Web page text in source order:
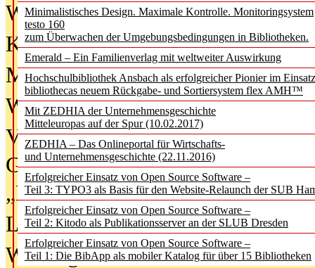
Minimalistisches Design. Maximale Kontrolle. Monitoringsystem
testo 160
zum Überwachen der Umgebungsbedingungen in Bibliotheken.
Emerald – Ein Familienverlag mit weltweiter Auswirkung
Hochschulbibliothek Ansbach als erfolgreicher Pionier im
bibliothecas neuem Rückgabe- und Sortiersystem flex AMH™
Mit ZEDHIA der Unternehmensgeschichte
Mitteleuropas auf der Spur (10.02.2017)
ZEDHIA – Das Onlineportal für Wirtschafts-
und Unternehmensgeschichte (22.11.2016)
Erfolgreicher Einsatz von Open Source Software –
Teil 3: TYPO3 als Basis für den Website-Relaunch der SUB
Erfolgreicher Einsatz von Open Source Software –
Teil 2: Kitodo als Publikationsserver an der SLUB Dresden
Erfolgreicher Einsatz von Open Source Software –
Teil 1: Die BibApp als mobiler Katalog für über 15 Bibliotheken
Was Hochschul­bibliotheken von
Kinder in der digitalen Welt
Metadaten als Infrastruktur
Wenn Bots katalogisieren
Von Abschlusskleidern bis
Geisterjagd-Ausrüstung in der
„Library of Things“ unterwegs
Lesen als Infrastrukturaufgabe
Wie Jugendliche Social Media